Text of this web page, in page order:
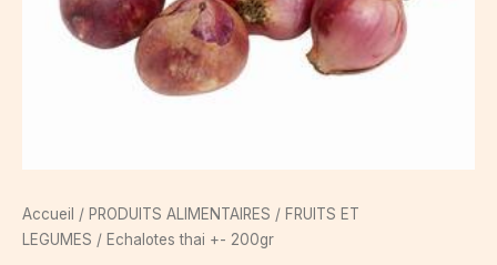
Accueil / PRODUITS ALIMENTAIRES / FRUITS ET
LEGUMES / Echalotes thai +- 200gr